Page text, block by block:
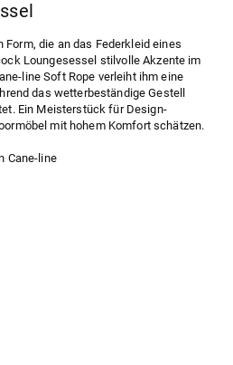
die an das Federkleid eines
Loungesessel stilvolle Akzente im
line Soft Rope verleiht ihm eine
das wetterbeständige Gestell
Ein Meisterstück für Design-
mit hohem Komfort schätzen.